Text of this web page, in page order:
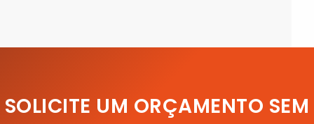
SOLICITE UM ORÇAMENTO SEM